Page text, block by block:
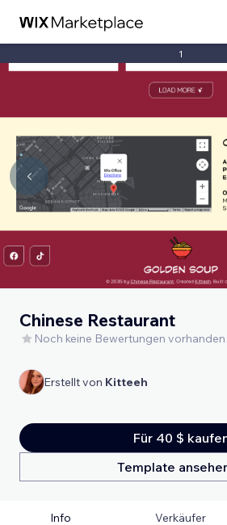
1
Chinese Restaurant
Noch keine Bewertungen vorhanden
Erstellt von Kitteeh
Für 40 $
Template
Info Verkäufer